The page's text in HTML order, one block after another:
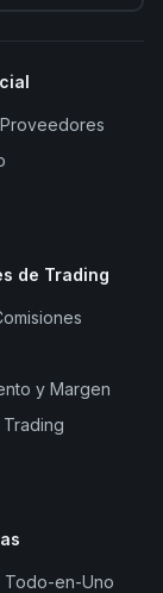
de Trading
y Margen
Todo-en-Uno